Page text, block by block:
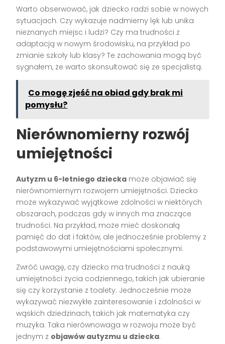
Warto obserwować, jak dziecko radzi sobie w nowych
sytuacjach. Czy wykazuje nadmierny lęk lub unika
nieznanych miejsc i ludzi? Czy ma trudności z
adaptacją w nowym środowisku, na przykład po
zmianie szkoły lub klasy? Te zachowania mogą być
sygnałem, że warto skonsultować się ze specjalistą.
Co mogę zjeść na obiad gdy brak mi
pomysłu?
Nierównomierny rozwój
umiejętności
Autyzm u 6-letniego dziecka może objawiać się
nierównomiernym rozwojem umiejętności. Dziecko
może wykazywać wyjątkowe zdolności w niektórych
obszarach, podczas gdy w innych ma znaczące
trudności. Na przykład, może mieć doskonałą
pamięć do dat i faktów, ale jednocześnie problemy z
podstawowymi umiejętnościami społecznymi.
Zwróć uwagę, czy dziecko ma trudności z nauką
umiejętności życia codziennego, takich jak ubieranie
się czy korzystanie z toalety. Jednocześnie może
wykazywać niezwykłe zainteresowanie i zdolności w
wąskich dziedzinach, takich jak matematyka czy
muzyka. Taka nierównowaga w rozwoju może być
jednym z objawów autyzmu u dziecka.